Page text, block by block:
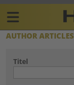
Skip
content
Plattform
für
Human
Main
DE
AUTHOR ARTICLES
Titel